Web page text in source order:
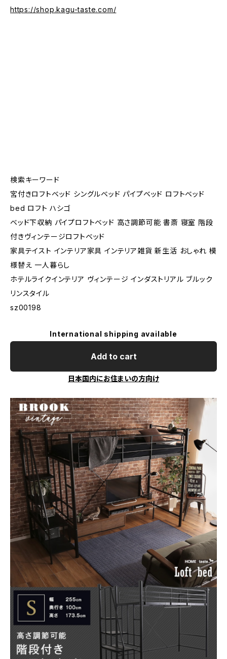
https://shop.kagu-taste.com/
検索キーワード
宮付きロフトベッド シングルベッド パイプベッド ロフトベッド
bed ロフト ハシゴ
ベッド下収納 パイプロフトベッド 高さ調節可能 書斎 寝室 階段
付きヴィンテージロフトベッド
家具テイスト インテリア家具 インテリア雑貨 新生活 おしゃれ 模
様替え 一人暮らし
ホテルライクインテリア ヴィンテージ インダストリアル ブルック
リンスタイル
sz00198
International shipping available
Add to cart
日本国内にお住まいの方向け